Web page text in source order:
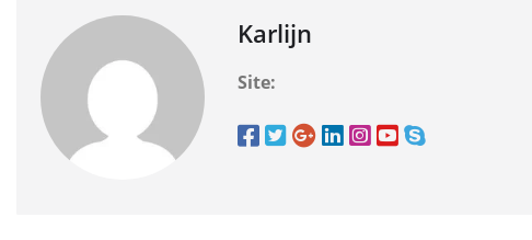
Karlijn
Site: